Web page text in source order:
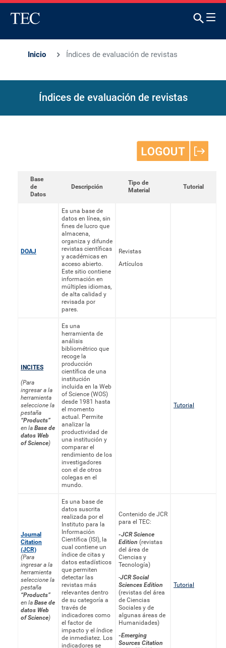
Inicio Índices de evaluación de revistas
Índices de evaluación de revistas
Base
de
Datos
Descripción
Tipo de
Material
Tutorial
DOAJ
Es una base de
datos en línea, sin
fines de lucro que
almacena,
organiza y difunde
revistas científicas
y académicas en
acceso abierto.
Este sitio contiene
información en
múltiples idiomas,
de alta calidad y
revisada por
pares.
Revistas
Artículos
INCITES
(Para
ingresar a la
herramienta
seleccione la
pestaña
“Products”
en la Base de
datos Web
of Science)
Es una
herramienta de
análisis
bibliométrico que
recoge la
producción
científica de una
institución
incluida en la Web
of Science (WOS)
desde 1981 hasta
el momento
actual. Permite
analizar la
productividad de
una institución y
comparar el
rendimiento de los
investigadores
con el de otros
colegas en el
mundo.
Tutorial
Journal
Citation
(JCR)
(Para
ingresar a la
herramienta
seleccione la
pestaña
“Products”
en la Base de
datos Web
of Science)
Es una base de
datos suscrita
realizada por el
Instituto para la
Información
Científica (ISI), la
cual contiene un
índice de citas y
datos estadísticos
que permiten
detectar las
revistas más
relevantes dentro
de su categoría a
través de
indicadores como
el factor de
impacto y el índice
de inmediatez. Los
indicadores se
Contenido de JCR
para el TEC:
-JCR Science
Edition (revistas
del área de
Ciencias y
Tecnología)
-JCR Social
Sciences Edition
(revistas del área
de Ciencias
Sociales y de
algunas áreas de
Humanidades)
-Emerging
Sources Citation
Tutorial